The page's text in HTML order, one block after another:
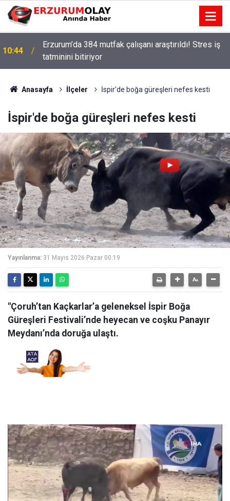
10:44
Erzurum’da 384 mutfak çalışanı araştırıldı! Stres iş
tatminini bitiriyor
Anasayfa İlçeler İspir'de boğa güreşleri nefes kesti
İspir'de boğa güreşleri nefes kesti
Yayınlanma: 31 Mayıs 2026 Pazar 00:19
"Çoruh’tan Kaçkarlar’a geleneksel İspir Boğa
Güreşleri Festivali’nde heyecan ve coşku Panayır
Meydanı’nda doruğa ulaştı.